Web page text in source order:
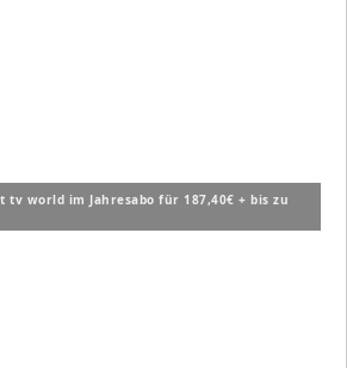
tv world im Jahresabo für 187,40€ + bis zu